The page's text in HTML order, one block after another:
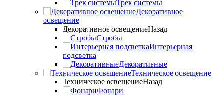
Трек системы
Декоративное
освещение
Декоративное освещениеНазад
Стробы
Интерьерная
подсветка
Декоративные
Техническое освещение
Техническое освещениеНазад
Фонари